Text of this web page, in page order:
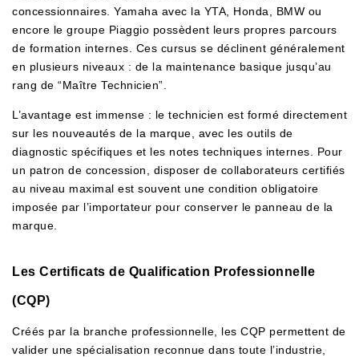
concessionnaires. Yamaha avec la YTA, Honda, BMW ou
encore le groupe Piaggio possèdent leurs propres parcours
de formation internes. Ces cursus se déclinent généralement
en plusieurs niveaux : de la maintenance basique jusqu’au
rang de “Maître Technicien”.
L’avantage est immense : le technicien est formé directement
sur les nouveautés de la marque, avec les outils de
diagnostic spécifiques et les notes techniques internes. Pour
un patron de concession, disposer de collaborateurs certifiés
au niveau maximal est souvent une condition obligatoire
imposée par l’importateur pour conserver le panneau de la
marque.
Les Certificats de Qualification Professionnelle
(CQP)
Créés par la branche professionnelle, les CQP permettent de
valider une spécialisation reconnue dans toute l’industrie,